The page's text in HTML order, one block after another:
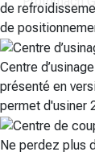
de
de
Centre
présenté en
permet d'usiner
Ne perdez plus